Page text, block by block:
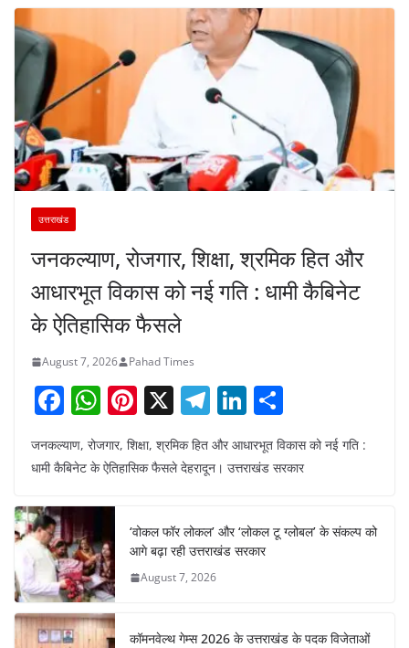
उत्तराखंड
जनकल्याण, रोजगार, शिक्षा, श्रमिक हित और
आधारभूत विकास को नई गति : धामी कैबिनेट
के ऐतिहासिक फैसले
August 7, 2026 Pahad Times
F
c
b
o
o
k
W
at
s
A
p
p
Pi
er
st
X T
el
e
a
m
Li
k
dI
n
h
ar
जनकल्याण, रोजगार, शिक्षा, श्रमिक हित और आधारभूत विकास को नई गति :
धामी कैबिनेट के ऐतिहासिक फैसले देहरादून। उत्तराखंड सरकार
‘वोकल फॉर लोकल’ और ‘लोकल टू ग्लोबल’ के संकल्प को
आगे बढ़ा रही उत्तराखंड सरकार
August 7, 2026
कॉमनवेल्थ गेम्स 2026 के उत्तराखंड के पदक विजेताओं